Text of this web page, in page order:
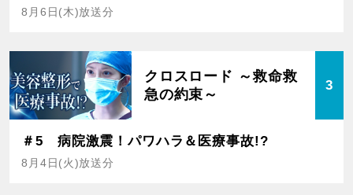
8月6日(木)放送分
クロスロード ～救命救
急の約束～
3
＃5 病院激震！パワハラ＆医療事故!?
8月4日(火)放送分